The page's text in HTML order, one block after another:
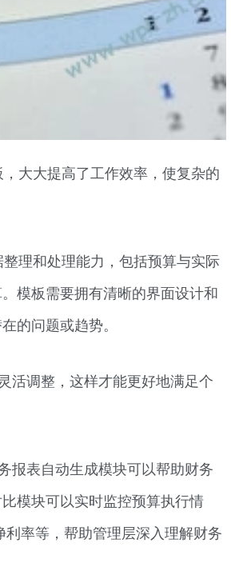
大大提高了工作效率，使复杂的
理和处理能力，包括预算与实际
模板需要拥有清晰的界面设计和
的问题或趋势。
活调整，这样才能更好地满足个
报表自动生成模块可以帮助财务
模块可以实时监控预算执行情
率等，帮助管理层深入理解财务